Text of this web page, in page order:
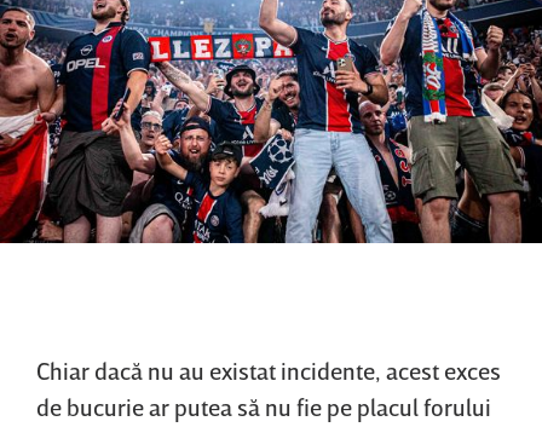
Chiar dacă nu au existat incidente, acest exces
de bucurie ar putea să nu fie pe placul forului